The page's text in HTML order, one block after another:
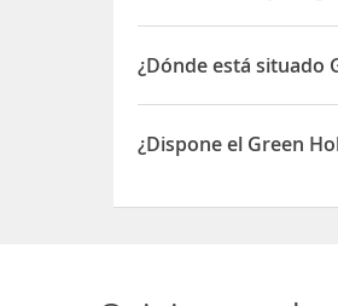
¿Dónde está situado
El Green Holliday
¿Dispone el Green